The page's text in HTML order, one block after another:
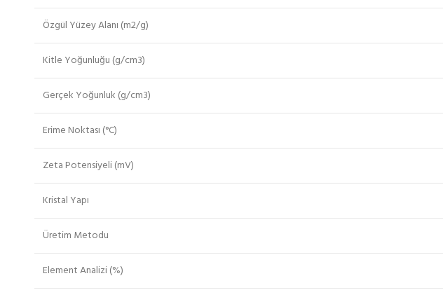
Özgül Yüzey Alanı (m2/g)
Kitle Yoğunluğu (g/cm3)
Gerçek Yoğunluk (g/cm3)
Erime Noktası (°C)
Zeta Potensiyeli (mV)
Kristal Yapı
Üretim Metodu
Element Analizi (%)